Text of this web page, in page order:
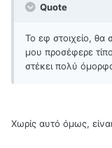
Quote
Το εφ στοιχείο,
μου προσέφερε
στέκει πολύ
Χωρίς αυτό όμως,